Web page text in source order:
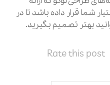
شما قرار داده باشد تا در
بهتر تصمیم بگیرید.
Rate this post